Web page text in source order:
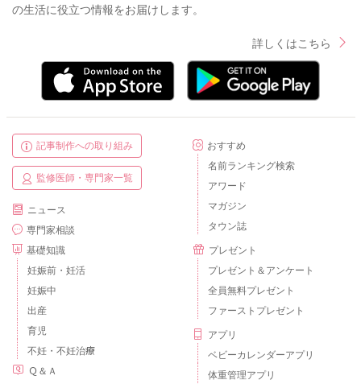
の生活に役立つ情報をお届けします。
詳しくはこちら
記事制作への取り組み
監修医師・専門家一覧
ニュース
専門家相談
基礎知識
妊娠前・妊活
妊娠中
出産
育児
不妊・不妊治療
Ｑ＆Ａ
おすすめ
名前ランキング検索
アワード
マガジン
タウン誌
プレゼント
プレゼント＆アンケート
全員無料プレゼント
ファーストプレゼント
アプリ
ベビーカレンダーアプリ
体重管理アプリ